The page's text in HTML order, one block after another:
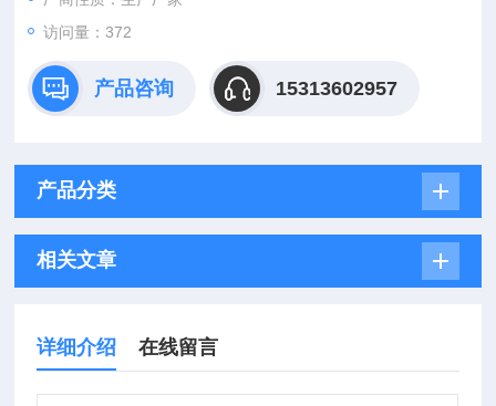
访问量：372
产品咨询 15313602957
产品分类
相关文章
详细介绍 在线留言